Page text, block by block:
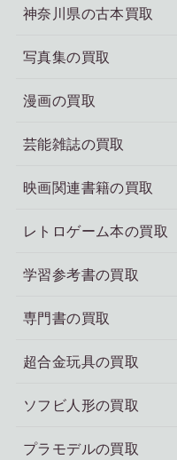
神奈川県の古本買取
写真集の買取
漫画の買取
芸能雑誌の買取
映画関連書籍の買取
レトロゲーム本の買取
学習参考書の買取
専門書の買取
超合金玩具の買取
ソフビ人形の買取
プラモデルの買取